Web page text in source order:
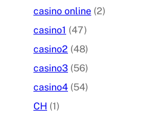
casino online (2)
casino1 (47)
casino2 (48)
casino3 (56)
casino4 (54)
CH (1)